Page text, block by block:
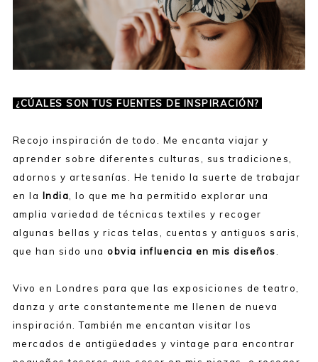
¿CÚALES SON TUS FUENTES DE INSPIRACIÓN?
Recojo inspiración de todo. Me encanta viajar y
aprender sobre diferentes culturas, sus tradiciones,
adornos y artesanías. He tenido la suerte de trabajar
en la India, lo que me ha permitido explorar una
amplia variedad de técnicas textiles y recoger
algunas bellas y ricas telas, cuentas y antiguos saris,
que han sido unaobvia influencia en mis diseños.
Vivo en Londres para que las exposiciones de teatro,
danza y arte constantemente me llenen de nueva
inspiración. También me encantan visitar los
mercados de antigüedades y vintage para encontrar